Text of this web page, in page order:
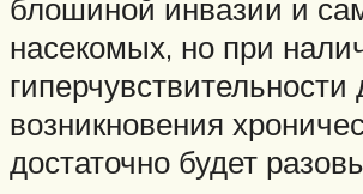
блошиной инвазии и
насекомых, но при
гиперчувствительности
возникновения
достаточно будет